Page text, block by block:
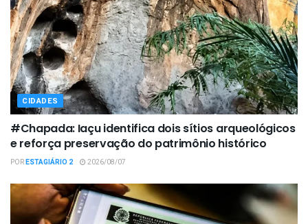
CIDADES
#Chapada: Iaçu identifica dois sítios arqueológicos
e reforça preservação do patrimônio histórico
PORESTAGIÁRIO 2 2026/08/07